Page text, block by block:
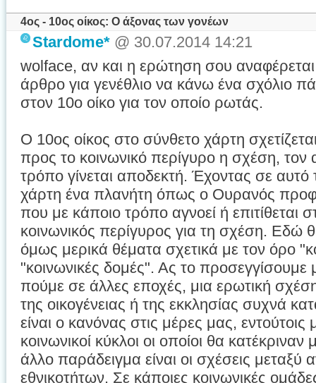
4ος - 10ος οίκος: Ο άξονας των γονέων
Stardome* @ 30.07.2014 14:21
wolface, αν και η ερώτηση σου
άρθρο για γενέθλιο να κάνω ένα σχόλιο
στον 10ο οίκο για τον οποίο ρωτάς.
Ο 10ος οίκος στο σύνθετο χάρτη
προς το κοινωνικό περίγυρο η σχέση, τον
τρόπο γίνεται αποδεκτή. Έχοντας σε αυτό
χάρτη ένα πλανήτη όπως ο Ουρανός
που με κάποιο τρόπο αγνοεί ή επιτίθεται
κοινωνικός περίγυρος για τη σχέση. Εδώ
όμως μερικά θέματα σχετικά με τον όρο
"κοινωνικές δομές". Ας το
πούμε σε άλλες εποχές, μια ερωτική σχέση
της οικογένειας ή της εκκλησίας συχνά
είναι ο κανόνας στις μέρες μας,
κοινωνικοί κύκλοι οι οποίοι θα
άλλο παράδειγμα είναι οι σχέσεις
εθνικοτήτων. Σε κάποιες κοινωνικές